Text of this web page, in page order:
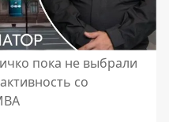
пока не выбрали
со